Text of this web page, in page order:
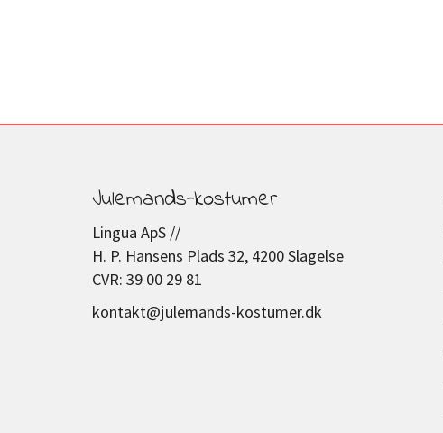
Julemands-kostumer
Lingua ApS //
H. P. Hansens Plads 32, 4200 Slagelse
CVR: 39 00 29 81
kontakt@julemands-kostumer.dk